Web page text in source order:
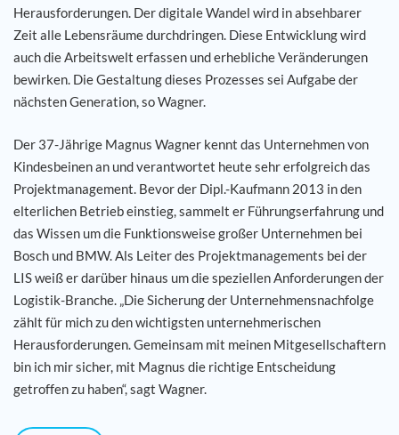
Herausforderungen. Der digitale Wandel wird in absehbarer
Zeit alle Lebensräume durchdringen. Diese Entwicklung wird
auch die Arbeitswelt erfassen und erhebliche Veränderungen
bewirken. Die Gestaltung dieses Prozesses sei Aufgabe der
nächsten Generation, so Wagner.
Der 37-Jährige Magnus Wagner kennt das Unternehmen von
Kindesbeinen an und verantwortet heute sehr erfolgreich das
Projektmanagement. Bevor der Dipl.-Kaufmann 2013 in den
elterlichen Betrieb einstieg, sammelt er Führungserfahrung und
das Wissen um die Funktionsweise großer Unternehmen bei
Bosch und BMW. Als Leiter des Projektmanagements bei der
LIS weiß er darüber hinaus um die speziellen Anforderungen der
Logistik-Branche. „Die Sicherung der Unternehmensnachfolge
zählt für mich zu den wichtigsten unternehmerischen
Herausforderungen. Gemeinsam mit meinen Mitgesellschaftern
bin ich mir sicher, mit Magnus die richtige Entscheidung
getroffen zu haben“, sagt Wagner.